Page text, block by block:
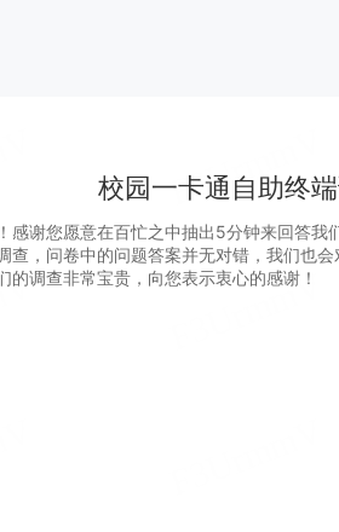
校园一卡通自助终
感谢您愿意在百忙之中抽出5分钟来回答我
查，问卷中的问题答案并无对错，我们也
的调查非常宝贵，向您表示衷心的感谢！